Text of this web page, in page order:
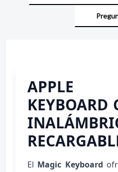
APPLE
KEYBOARD
El Magic Keyboard